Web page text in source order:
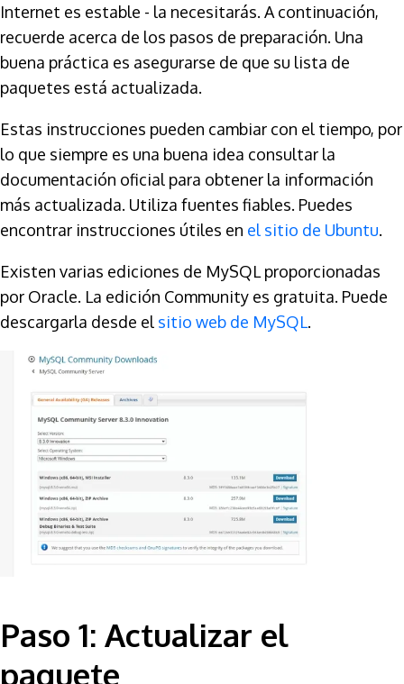
Internet es estable - la necesitarás. A continuación,
recuerde acerca de los pasos de preparación. Una
buena práctica es asegurarse de que su lista de
paquetes está actualizada.
Estas instrucciones pueden cambiar con el tiempo, por
lo que siempre es una buena idea consultar la
documentación oficial para obtener la información
más actualizada. Utiliza fuentes fiables. Puedes
encontrar instrucciones útiles en el sitio de Ubuntu.
Existen varias ediciones de MySQL proporcionadas
por Oracle. La edición Community es gratuita. Puede
descargarla desde el sitio web de MySQL.
Paso 1: Actualizar el
paquete